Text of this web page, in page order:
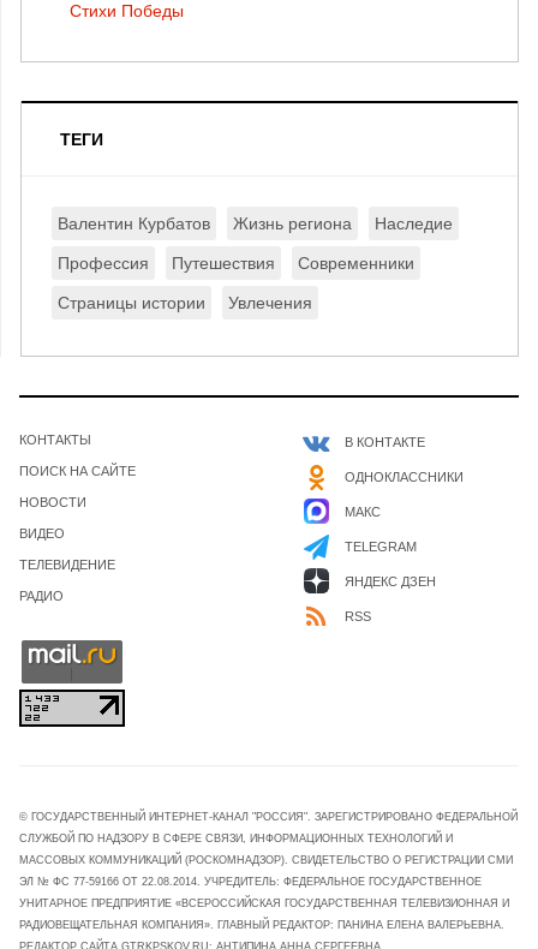
Стихи Победы
ТЕГИ
Валентин Курбатов Жизнь региона Наследие
Профессия Путешествия Современники
Страницы истории Увлечения
КОНТАКТЫ
ПОИСК НА САЙТЕ
НОВОСТИ
ВИДЕО
ТЕЛЕВИДЕНИЕ
РАДИО
В КОНТАКТЕ
ОДНОКЛАССНИКИ
МАКС
TELEGRAM
ЯНДЕКС ДЗЕН
RSS
© ГОСУДАРСТВЕННЫЙ ИНТЕРНЕТ-КАНАЛ "РОССИЯ". ЗАРЕГИСТРИРОВАНО ФЕДЕРАЛЬНОЙ
СЛУЖБОЙ ПО НАДЗОРУ В СФЕРЕ СВЯЗИ, ИНФОРМАЦИОННЫХ ТЕХНОЛОГИЙ И
МАССОВЫХ КОММУНИКАЦИЙ (РОСКОМНАДЗОР). СВИДЕТЕЛЬСТВО О РЕГИСТРАЦИИ СМИ
ЭЛ № ФС 77-59166 ОТ 22.08.2014. УЧРЕДИТЕЛЬ: ФЕДЕРАЛЬНОЕ ГОСУДАРСТВЕННОЕ
УНИТАРНОЕ ПРЕДПРИЯТИЕ «ВСЕРОССИЙСКАЯ ГОСУДАРСТВЕННАЯ ТЕЛЕВИЗИОННАЯ И
РАДИОВЕЩАТЕЛЬНАЯ КОМПАНИЯ». ГЛАВНЫЙ РЕДАКТОР: ПАНИНА ЕЛЕНА ВАЛЕРЬЕВНА.